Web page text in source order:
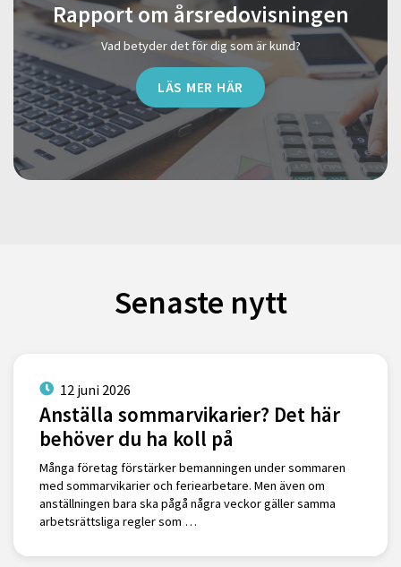
Rapport om årsredovisningen
Vad betyder det för dig som är kund?
LÄS MER HÄR
Senaste nytt
12 juni 2026
Anställa sommarvikarier? Det här
behöver du ha koll på
Många företag förstärker bemanningen under sommaren
med sommarvikarier och feriearbetare. Men även om
anställningen bara ska pågå några veckor gäller samma
arbetsrättsliga regler som …